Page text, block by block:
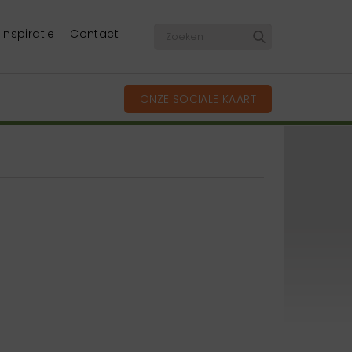
Inspiratie Contact
ONZE SOCIALE KAART